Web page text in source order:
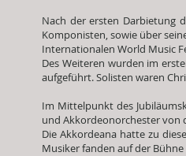
Nach der ersten Darbietung
Komponisten, sowie über
Internationalen World Music
Des Weiteren wurden im
aufgeführt. Solisten waren
Im Mittelpunkt des
und Akkordeonorchester von
Die Akkordeana hatte zu
Musiker fanden auf der